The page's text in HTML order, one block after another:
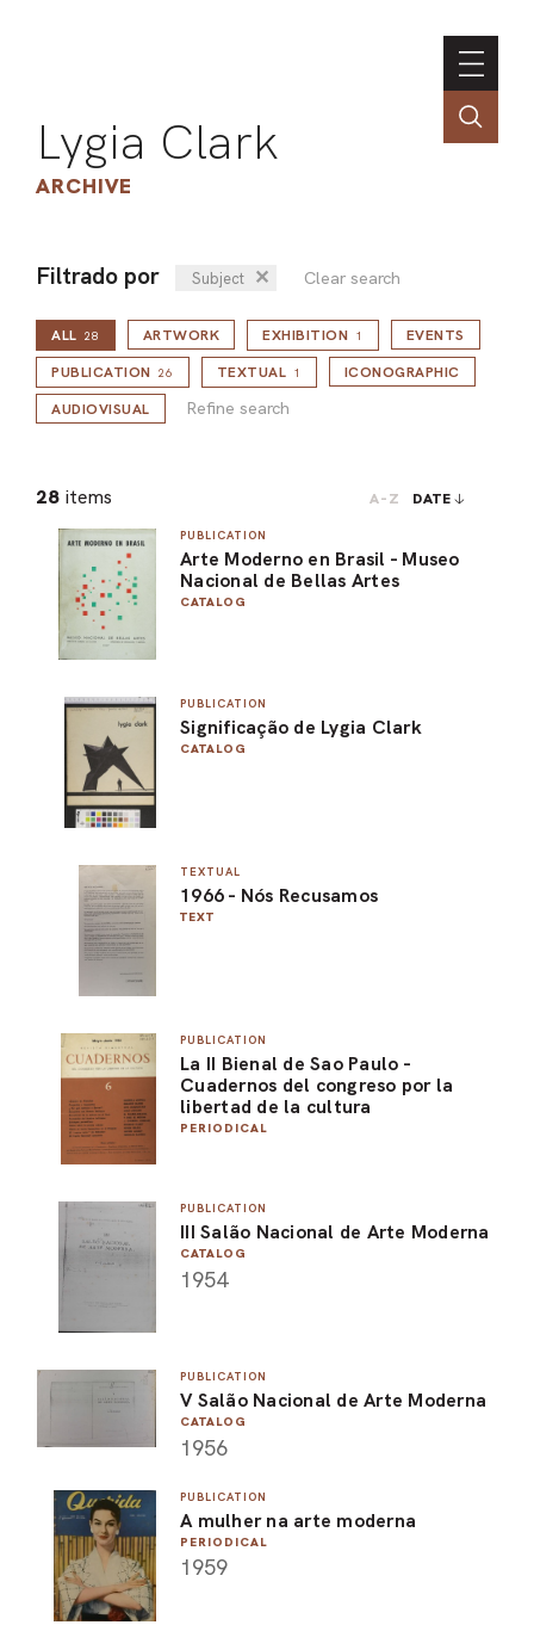
Lygia Clark
ARCHIVE
Filtrado por Subject ✕ Clear search
ALL 28
Refine search
ARTWORK EXHIBITION 1
EVENTS
PUBLICATION 26 TEXTUAL 1
ICONOGRAPHIC
AUDIOVISUAL
Refine search
28 items A-Z DATE
PUBLICATION
Arte Moderno en Brasil - Museo
Nacional de Bellas Artes
CATALOG
PUBLICATION
Significação de Lygia Clark
CATALOG
TEXTUAL
1966 - Nós Recusamos
TEXT
PUBLICATION
La II Bienal de Sao Paulo -
Cuadernos del congreso por la
libertad de la cultura
PERIODICAL
PUBLICATION
III Salão Nacional de Arte Moderna
CATALOG
1954
PUBLICATION
V Salão Nacional de Arte Moderna
CATALOG
1956
PUBLICATION
A mulher na arte moderna
PERIODICAL
1959